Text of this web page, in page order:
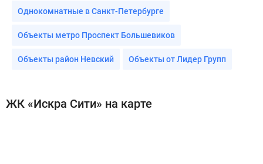
Однокомнатные в Санкт-Петербурге
Объекты метро Проспект Большевиков
Объекты район Невский Объекты от Лидер Групп
ЖК «Искра Сити» на карте